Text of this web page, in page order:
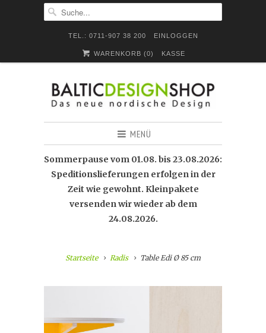
TEL.: 0711-907 38 200 EINLOGGEN
WARENKORB (0) KASSE
MENÜ
Sommerpause vom 01.08. bis 23.08.2026:
Speditionslieferungen erfolgen in der
Zeit wie gewohnt. Kleinpakete
versenden wir wieder ab dem
24.08.2026.
Startseite Radis Table Edi Ø 85 cm